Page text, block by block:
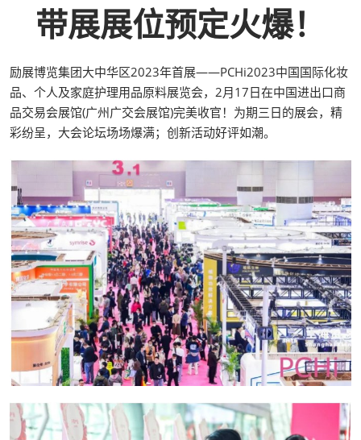
带展展位预定火爆！
励展博览集团大中华区2023年首展——PCHi2023中国国际化妆
品、个人及家庭护理用品原料展览会，2月17日在中国进出口商
品交易会展馆(广州广交会展馆)完美收官！为期三日的展会，精
彩纷呈，大会论坛场场爆满；创新活动好评如潮。